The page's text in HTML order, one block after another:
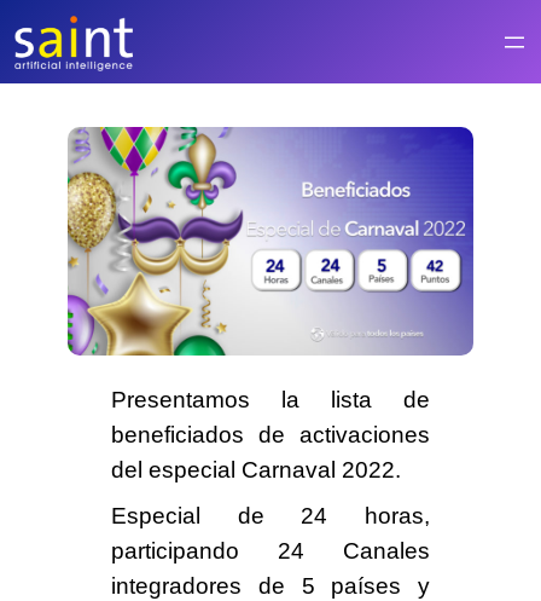
contenido
Presentamos la lista de
beneficiados de activaciones
del especial Carnaval 2022.
Especial de 24 horas,
participando 24 Canales
integradores de 5 países y